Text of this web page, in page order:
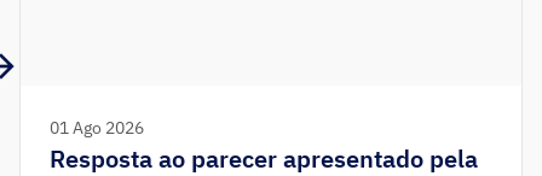
01 Ago 2026
Resposta ao parecer apresentado pela